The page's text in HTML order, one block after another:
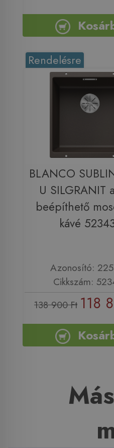
Rendelésre
BLANCO
U SILGRANIT
beépíthető
kávé
Azonosító:
Cikkszám:
138 900 Ft 118